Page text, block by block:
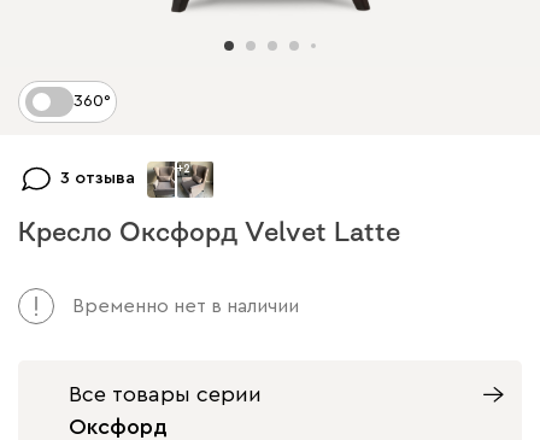
360°
3 отзыва
+2
Кресло Оксфорд Velvet Latte
Арт. 174226
Временно нет в наличии
Все товары серии
Оксфорд